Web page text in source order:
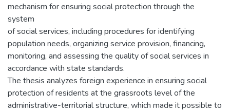
mechanism for ensuring social protection through the
system
of social services, including procedures for identifying
population needs, organizing service provision, financing,
monitoring, and assessing the quality of social services in
accordance with state standards.
The thesis analyzes foreign experience in ensuring social
protection of residents at the grassroots level of the
administrative-territorial structure, which made it possible to